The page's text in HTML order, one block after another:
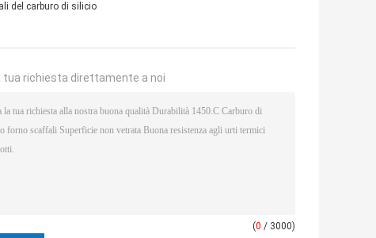
del carburo di silicio
tua richiesta direttamente a noi
(0 / 3000)